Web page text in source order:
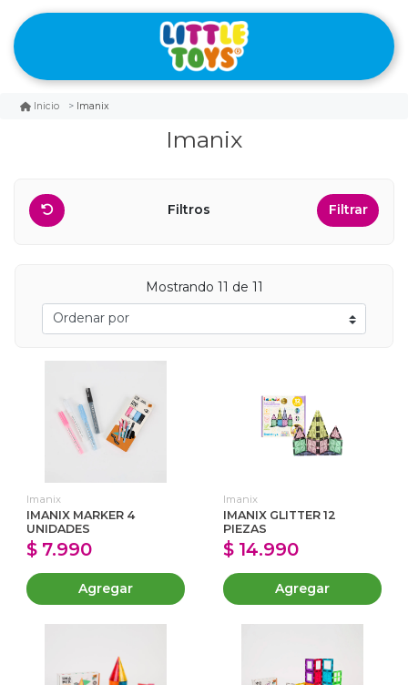
Inicio Imanix
Imanix
Filtros Filtrar
Mostrando 11 de 11
Imanix
IMANIX MARKER 4
UNIDADES
$ 7.990
Agregar
Imanix
IMANIX GLITTER 12
PIEZAS
$ 14.990
Agregar